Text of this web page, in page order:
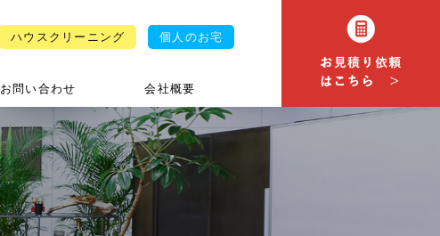
ハウスクリーニング 個人のお宅
お問い合わせ 会社概要